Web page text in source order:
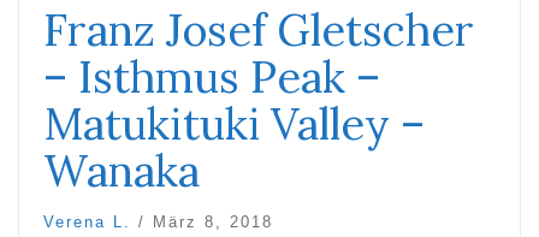
Franz Josef Gletscher
– Isthmus Peak –
Matukituki Valley –
Wanaka
Verena L. / März 8, 2018